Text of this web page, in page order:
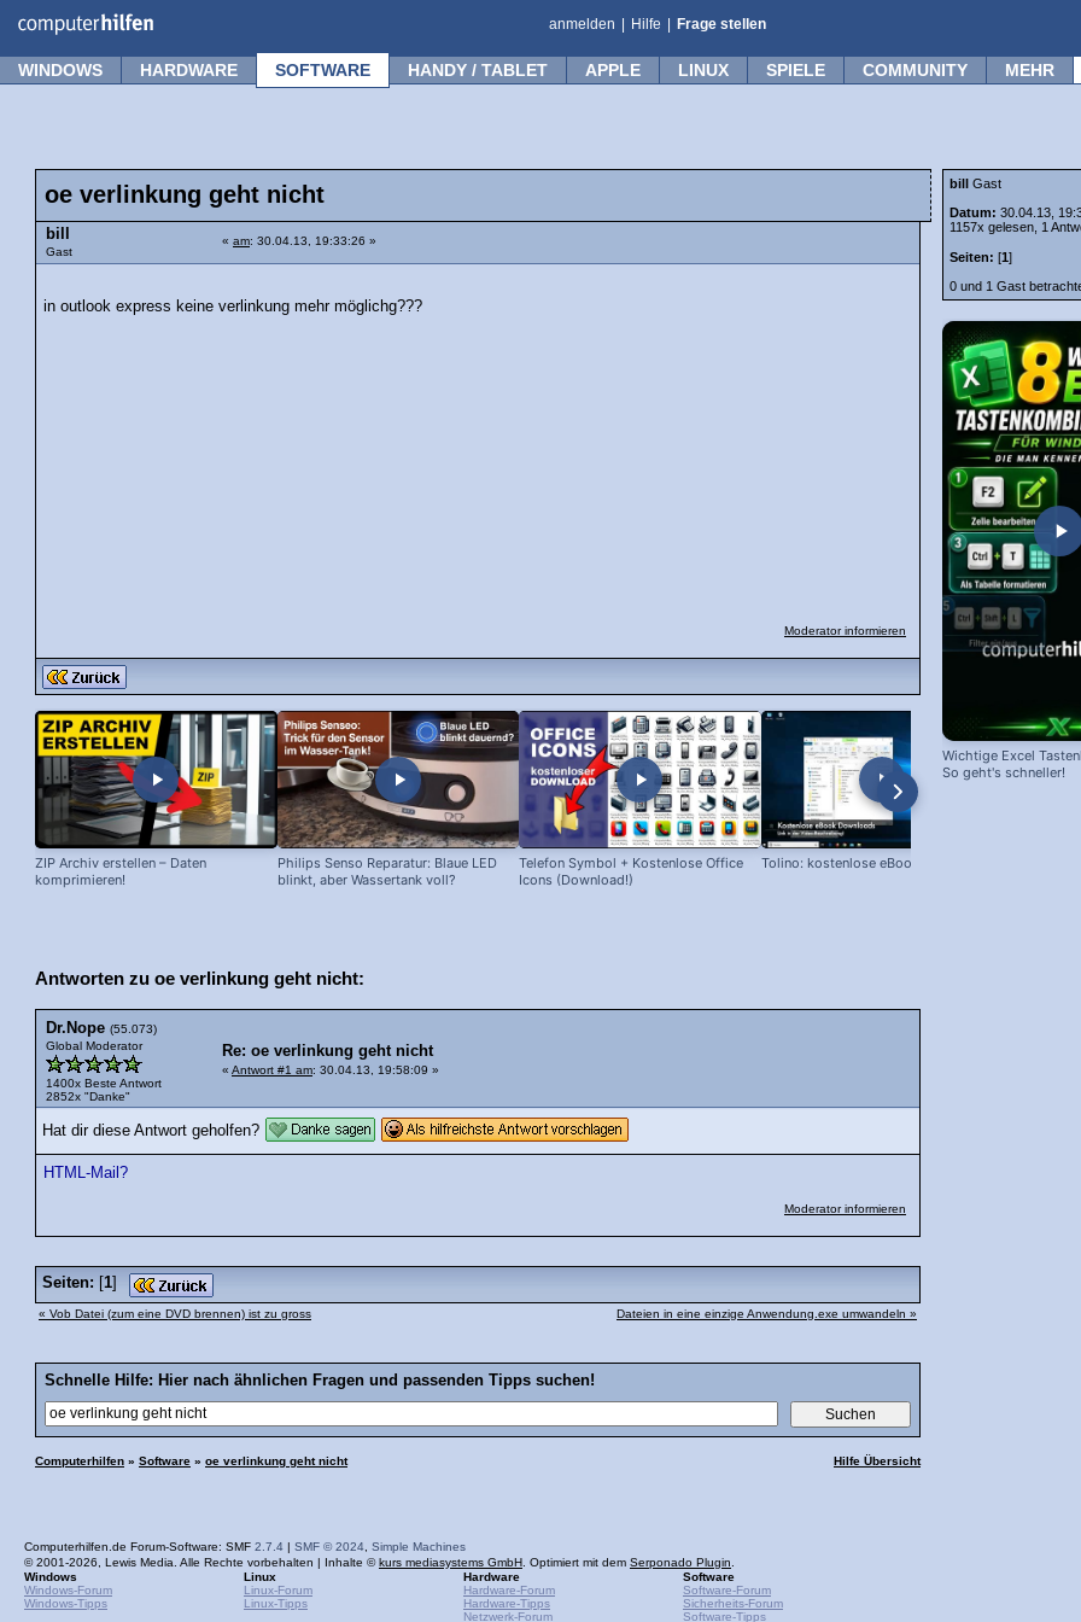
anmelden Hilfe Frage stellen
WINDOWS HARDWARE SOFTWARE HANDY / TABLET APPLE LINUX SPIELE COMMUNITY MEHR
oe verlinkung geht nicht
bill
Gast
« am: 30.04.13, 19:33:26 »
in outlook express keine verlinkung mehr möglichg???
Moderator informieren
ZIP Archiv erstellen – Daten
komprimieren!
Philips Senso Reparatur: Blaue LED
blinkt, aber Wassertank voll?
Telefon Symbol + Kostenlose Office
Icons (Download!)
Tolino: kostenlose eBooks laden!
Antworten zu oe verlinkung geht nicht:
Dr.Nope (55.073)
Global Moderator
1400x Beste Antwort
2852x "Danke"
Re: oe verlinkung geht nicht
« Antwort #1 am: 30.04.13, 19:58:09 »
Hat dir diese Antwort geholfen?
HTML-Mail?
Moderator informieren
Seiten: [1]
« Vob Datei (zum eine DVD brennen) ist zu gross Dateien in eine einzige Anwendung.exe umwandeln »
Schnelle Hilfe: Hier nach ähnlichen Fragen und passenden Tipps suchen!
Computerhilfen » Software » oe verlinkung geht nicht Hilfe Übersicht
bill Gast
Datum: 30.04.13,
1157x gelesen, 1
Seiten: [1]
0 und 1 Gast
Wichtige Excel
So geht's schneller!
Computerhilfen.de Forum-Software: SMF 2.7.4 | SMF © 2024 Simple Machines
© 2001-2026, Lewis Media. Alle Rechte vorbehalten | Inhalte ©kurs mediasystems GmbH . Optimiert mit dem Serponado Plugin
Windows
Windows-Forum
Windows-Tipps
Linux
Linux-Forum
Linux-Tipps
Hardware
Hardware-Forum
Hardware-Tipps
Netzwerk-Forum
Software
Software-Forum
Sicherheits-Forum
Software-Tipps